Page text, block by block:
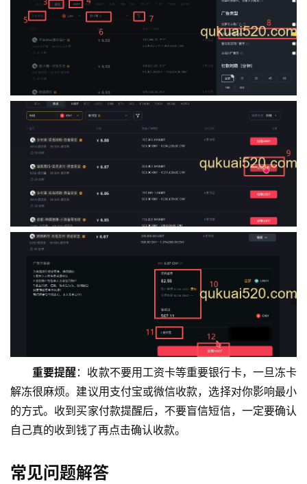
重要提醒：收款不要用工资卡等重要银行卡，一旦冻卡
解冻很麻烦。建议用支付宝或微信收款，选择对你影响最小
的方式。收到买家付款提醒后，不要盲信短信，一定要确认
自己真的收到钱了再点击确认收款。
常见问题解答